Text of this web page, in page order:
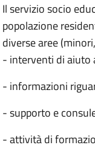
Il servizio socio
popolazione
diverse aree
- interventi di aiuto
- informazioni
- supporto e
- attività di